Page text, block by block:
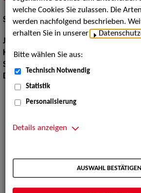
Schauspiel:Bühne
Jahrgang:
Körpergröße:175 cm
Sprachen:
Dialekte:
Berlinerisch, Norddeutsch,
welche Cookies Sie zulassen. Die
werden nachfolgend beschrieben.
erhalten Sie in unserer
Bitte wählen Sie aus:
Technisch Notwendig
Statistik
Personalisierung
Details anzeigen
AUSWAHL BESTÄTIGEN